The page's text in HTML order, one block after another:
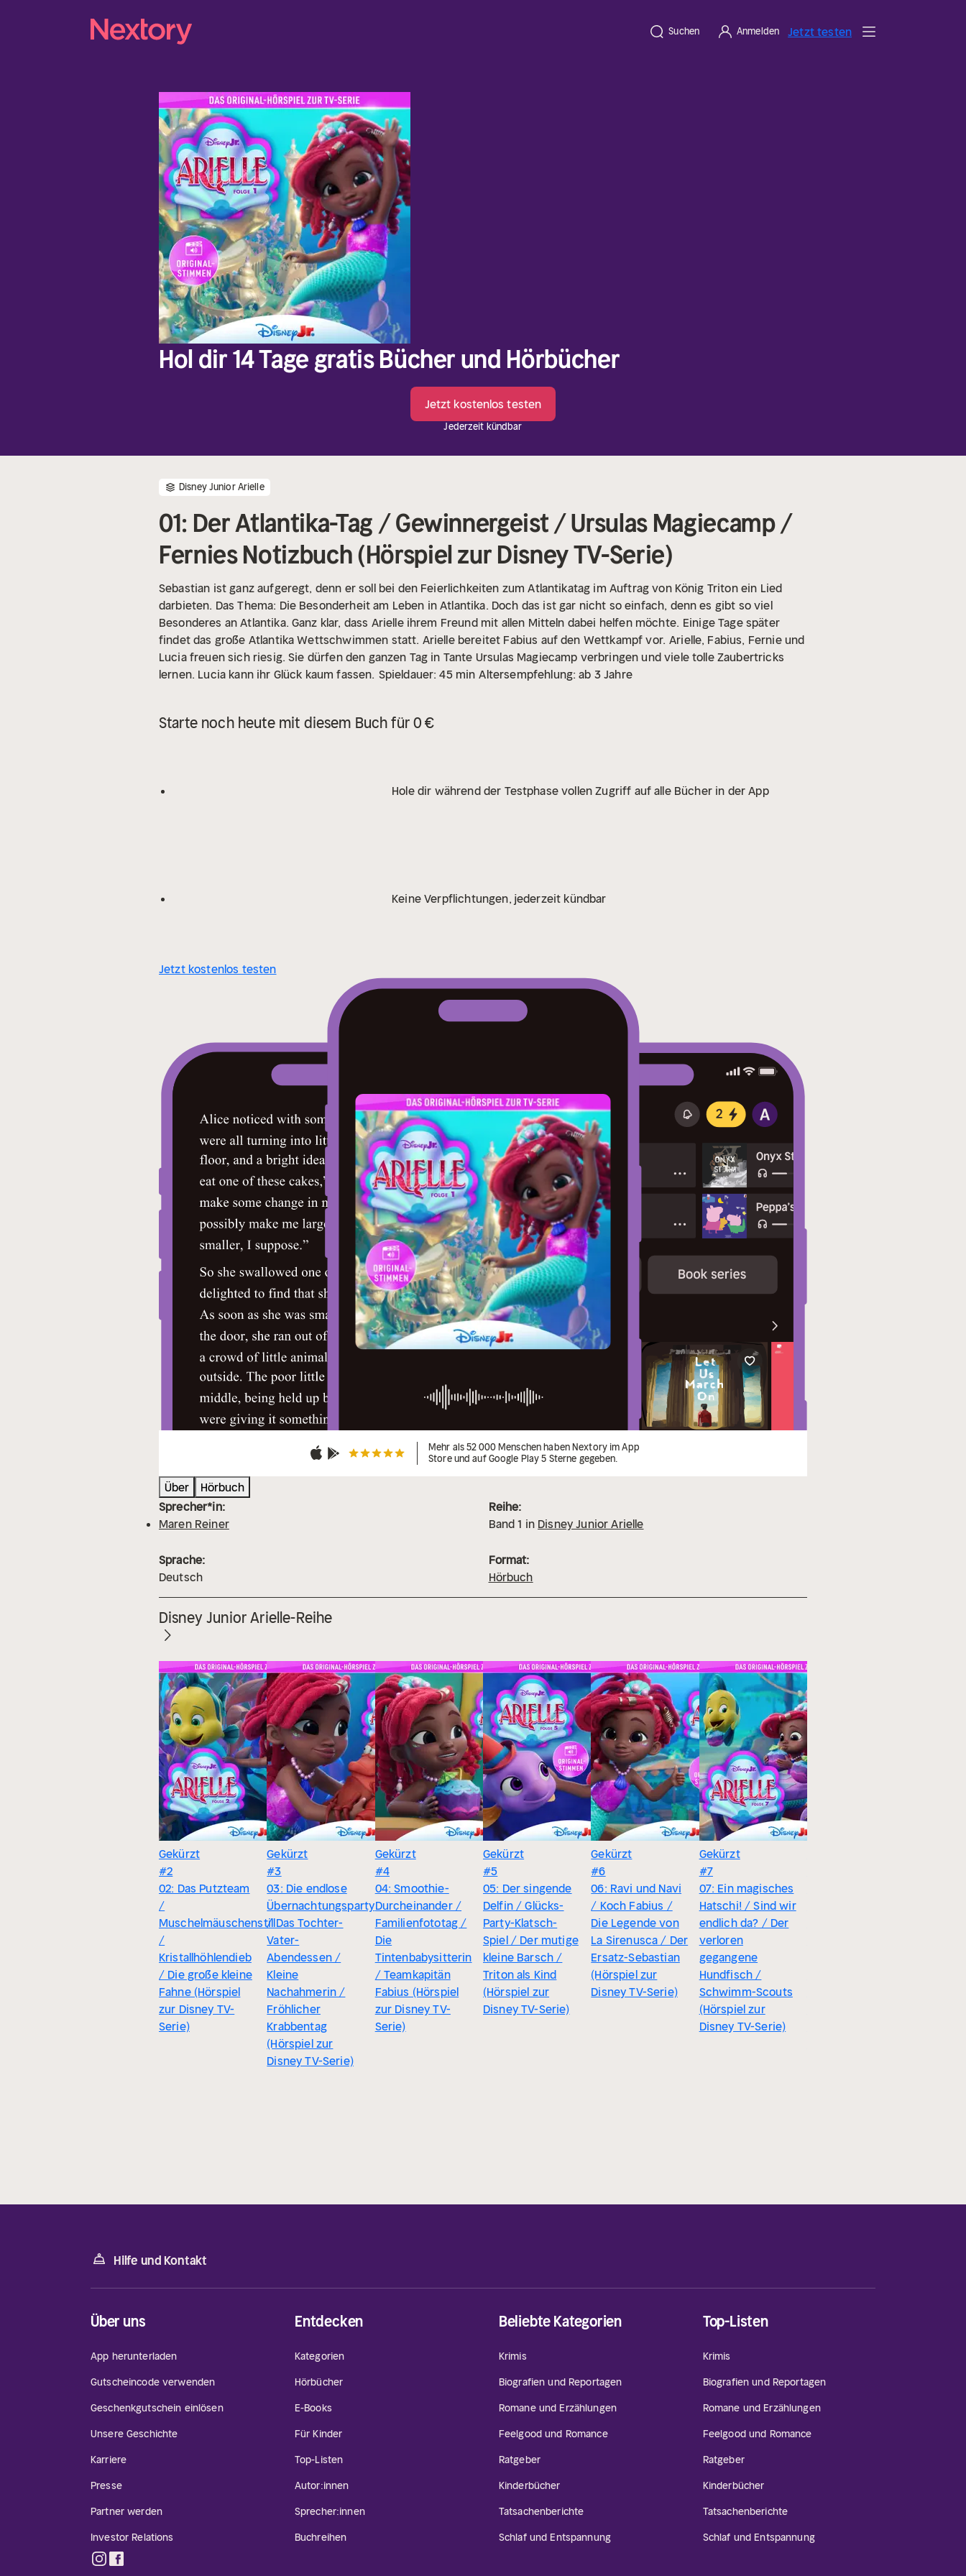
Suchen Anmelden Jetzt testen
Hol dir 14 Tage gratis Bücher und Hörbücher
Jetzt kostenlos testen
Jederzeit kündbar
Disney Junior Arielle
01: Der Atlantika-Tag / Gewinnergeist / Ursulas Magiecamp /
Fernies Notizbuch (Hörspiel zur Disney TV-Serie)
Sebastian ist ganz aufgeregt, denn er soll bei den Feierlichkeiten zum Atlantikatag im Auftrag von König Triton ein Lied
darbieten. Das Thema: Die Besonderheit am Leben in Atlantika. Doch das ist gar nicht so einfach, denn es gibt so viel
Besonderes an Atlantika. Ganz klar, dass Arielle ihrem Freund mit allen Mitteln dabei helfen möchte. Einige Tage später
findet das große Atlantika Wettschwimmen statt. Arielle bereitet Fabius auf den Wettkampf vor. Arielle, Fabius, Fernie und
Lucia freuen sich riesig. Sie dürfen den ganzen Tag in Tante Ursulas Magiecamp verbringen und viele tolle Zaubertricks
lernen. Lucia kann ihr Glück kaum fassen. Spieldauer: 45 min Altersempfehlung: ab 3 Jahre
Starte noch heute mit diesem Buch für 0 €
Hole dir während der Testphase vollen Zugriff auf alle Bücher in der App
Keine Verpflichtungen, jederzeit kündbar
Jetzt kostenlos testen
Mehr als 52 000 Menschen haben Nextory im App
Store und auf Google Play 5 Sterne gegeben.
Über
Hörbuch
Sprecher*in:
Maren Reiner
Reihe:
Band1 in Disney Junior Arielle
Sprache:
Deutsch
Format:
Hörbuch
Disney Junior Arielle-Reihe
Gekürzt
#2
02: Das Putzteam
/
Muschelmäuschenstill
/
Kristallhöhlendieb
/ Die große kleine
Fahne (Hörspiel
zur Disney TV-
Serie)
Gekürzt
#3
03: Die endlose
Übernachtungsparty
/ Das Tochter-
Vater-
Abendessen /
Kleine
Nachahmerin /
Fröhlicher
Krabbentag
(Hörspiel zur
Disney TV-Serie)
Gekürzt
#4
04: Smoothie-
Durcheinander /
Familienfototag /
Die
Tintenbabysitterin
/ Teamkapitän
Fabius (Hörspiel
zur Disney TV-
Serie)
Gekürzt
#5
05: Der singende
Delfin / Glücks-
Party-Klatsch-
Spiel / Der mutige
kleine Barsch /
Triton als Kind
(Hörspiel zur
Disney TV-Serie)
Gekürzt
#6
06: Ravi und Navi
/ Koch Fabius /
Die Legende von
La Sirenusca / Der
Ersatz-Sebastian
(Hörspiel zur
Disney TV-Serie)
Gekürzt
#7
07: Ein magisches
Hatschi! / Sind wir
endlich da? / Der
verloren
gegangene
Hundfisch /
Schwimm-Scouts
(Hörspiel zur
Disney TV-Serie)
Hilfe und Kontakt
Über uns
App herunterladen
Gutscheincode verwenden
Geschenkgutschein einlösen
Unsere Geschichte
Karriere
Presse
Partner werden
Investor Relations
Entdecken
Kategorien
Hörbücher
E-Books
Für Kinder
Top-Listen
Autor:innen
Sprecher:innen
Buchreihen
Beliebte Kategorien
Krimis
Biografien und Reportagen
Romane und Erzählungen
Feelgood und Romance
Ratgeber
Kinderbücher
Tatsachenberichte
Schlaf und Entspannung
Top-Listen
Krimis
Biografien und Reportagen
Romane und Erzählungen
Feelgood und Romance
Ratgeber
Kinderbücher
Tatsachenberichte
Schlaf und Entspannung